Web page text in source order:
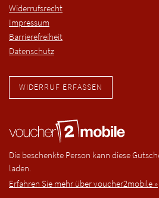
Widerrufsrecht
Impressum
Barrierefreiheit
Datenschutz
WIDERRUF ERFASSEN
Die beschenkte Person kann diese
laden.
Erfahren Sie mehr über voucher2mobile »